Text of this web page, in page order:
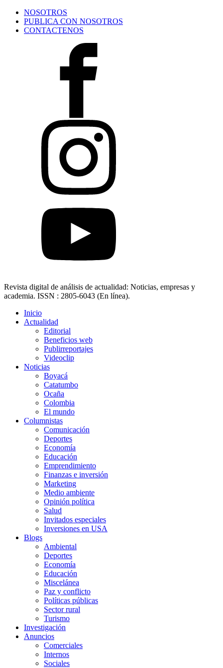
NOSOTROS
PUBLICA CON NOSOTROS
CONTACTENOS
Revista digital de análisis de actualidad: Noticias, empresas y
academia. ISSN : 2805-6043 (En línea).
Inicio
Actualidad
Editorial
Beneficios web
Publirreportajes
Videoclip
Noticias
Boyacá
Catatumbo
Ocaña
Colombia
El mundo
Columnistas
Comunicación
Deportes
Economía
Educación
Emprendimiento
Finanzas e inversión
Marketing
Medio ambiente
Opinión política
Salud
Invitados especiales
Inversiones en USA
Blogs
Ambiental
Deportes
Economía
Educación
Miscelánea
Paz y conflicto
Políticas públicas
Sector rural
Turismo
Investigación
Anuncios
Comerciales
Internos
Sociales